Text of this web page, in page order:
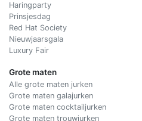
Haringparty
Prinsjesdag
Red Hat Society
Nieuwjaarsgala
Luxury Fair
Grote maten
Alle grote maten jurken
Grote maten galajurken
Grote maten cocktailjurken
Grote maten trouwjurken